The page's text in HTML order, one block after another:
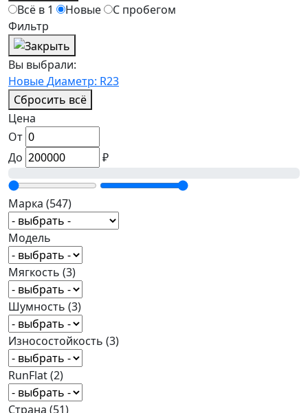
Всё в 1
Новые
С пробегом
Фильтр
Вы выбрали:
НовыеДиаметр: R23
Сбросить всё
Цена
От
До
₽
Марка (547)
Модель
Мягкость (3)
Шумность (3)
Износостойкость (3)
RunFlat(2)
Страна (51)